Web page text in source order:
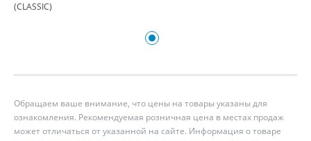
(CLASSIC)
Обращаем ваше внимание, что цены на товары указаны для
ознакомления. Рекомендуемая розничная цена в местах продаж
может отличаться от указанной на сайте. Информация о товаре